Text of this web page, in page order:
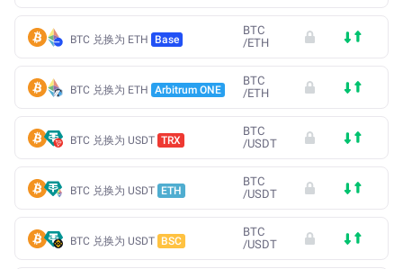
BTC 兑换为 ETH Base
BTC
/ETH
BTC 兑换为 ETH Arbitrum ONE
BTC
/ETH
BTC 兑换为 USDT TRX
BTC
/USDT
BTC 兑换为 USDT ETH
BTC
/USDT
BTC 兑换为 USDT BSC
BTC
/USDT